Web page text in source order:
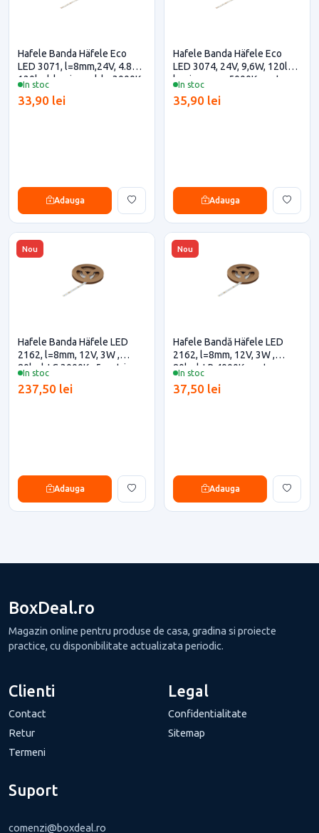
In stoc
Hafele Banda Häfele Eco
LED 3071, l=8mm,24V, 4.8W,
120led, lumina calda, 3000K
eficiente
33,90 lei
Adauga
In stoc
Hafele Banda Häfele Eco
LED 3074, 24V, 9,6W, 120led,
lumina rece, 5000K pentru
35,90 lei
Adauga
Nou
In stoc
Hafele Banda Häfele LED
2162, l=8mm, 12V, 3W ,
80led, LC 3000K , 5 metri
eficiente
237,50 lei
Adauga
Nou
In stoc
Hafele Bandă Häfele LED
2162, l=8mm, 12V, 3W ,
80led, LR 4000K pentru casa
37,50 lei
Adauga
BoxDeal.ro
Magazin online pentru produse de casa, gradina si proiecte
practice, cu disponibilitate actualizata periodic.
Clienti
Contact
Retur
Termeni
Legal
Confidentialitate
Sitemap
Suport
comenzi@boxdeal.ro